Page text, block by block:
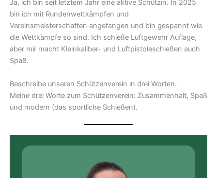
Ja, ich bin seit letztem Jahr eine aktive Schützin. In 2025
bin ich mit Rundenwettkämpfen und
Vereinsmeisterschaften angefangen und bin gespannt wie
die Wettkämpfe so sind. Ich schieße Luftgewehr Auflage,
aber mir macht Kleinkaliber- und Luftpistoleschießen auch
Spaß.
Beschreibe unseren Schützenverein in drei Worten.
Meine drei Worte zum Schützenverein: Zusammenhalt, Spaß
und modern (das sportliche Schießen).